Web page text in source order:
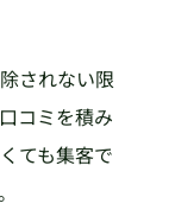
されない限
コミを積み
ても集客で